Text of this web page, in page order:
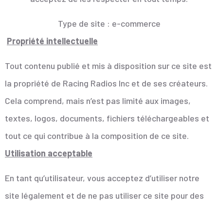
Type de site : e-commerce
Propriété intellectuelle
Tout contenu publié et mis à disposition sur ce site est
la propriété de Racing Radios Inc et de ses créateurs.
Cela comprend, mais n’est pas limité aux images,
textes, logos, documents, fichiers téléchargeables et
tout ce qui contribue à la composition de ce site.
Utilisation acceptable
En tant qu’utilisateur, vous acceptez d’utiliser notre
site légalement et de ne pas utiliser ce site pour des